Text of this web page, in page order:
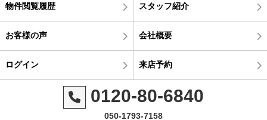
物件閲覧履歴 スタッフ紹介
お客様の声 会社概要
ログイン 来店予約
0120-80-6840
050-1793-7158